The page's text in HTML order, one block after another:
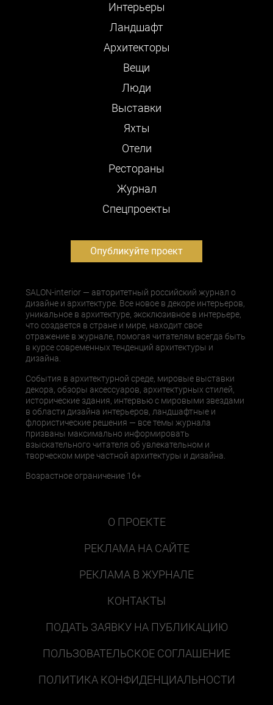
Интерьеры
Ландшафт
Архитекторы
Вещи
Люди
Выставки
Яхты
Отели
Рестораны
Журнал
Cпецпроекты
Опубликуйте проект
SALON-interior — авторитетный российский журнал о
дизайне и архитектуре. Все новое в декоре интерьеров,
уникальное в архитектуре, эксклюзивное в интерьере,
что создается в стране и мире, находит свое
отражение в журнале, помогая читателям всегда быть
в курсе современных тенденций архитектуры и
дизайна.
События в архитектурной среде, мировые выставки
декора, обзоры аксессуаров, архитектурных стилей,
исторические здания, интервью с мировыми звездами
в области дизайна интерьеров, ландшафтные и
флористические решения — все темы журнала
призваны максимально информировать
взыскательного читателя об увлекательном и
творческом мире частной архитектуры и дизайна.
Возрастное ограничение 16+
О ПРОЕКТЕ
РЕКЛАМА НА САЙТЕ
РЕКЛАМА В ЖУРНАЛЕ
КОНТАКТЫ
ПОДАТЬ ЗАЯВКУ НА ПУБЛИКАЦИЮ
ПОЛЬЗОВАТЕЛЬСКОЕ СОГЛАШЕНИЕ
ПОЛИТИКА КОНФИДЕНЦИАЛЬНОСТИ